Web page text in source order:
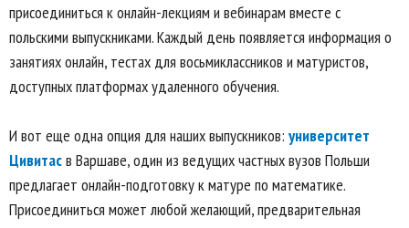
присоединиться к онлайн-лекциям и вебинарам вместе с
польскими выпускниками. Каждый день появляется информация о
занятиях онлайн, тестах для восьмиклассников и матуристов,
доступных платформах удаленного обучения.
И вот еще одна опция для наших выпускников: университет
Цивитасв Варшаве, один из ведущих частных вузов Польши
предлагает онлайн-подготовку к матуре по математике.
Присоединиться может любой желающий, предварительная